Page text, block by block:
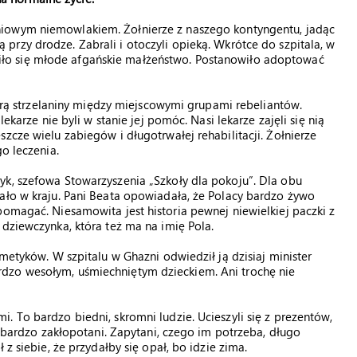
niemowlakiem. Żołnierze z naszego kontyngentu, jadąc
przy drodze. Zabrali i otoczyli opieką. Wkrótce do szpitala, w
się młode afgańskie małżeństwo. Postanowiło adoptować
strzelaniny między miejscowymi grupami rebeliantów.
nie byli w stanie jej pomóc. Nasi lekarze zajęli się nią
wielu zabiegów i długotrwałej rehabilitacji. Żołnierze
leczenia.
szefowa Stowarzyszenia „Szkoły dla pokoju”. Dla obu
w kraju. Pani Beata opowiadała, że Polacy bardzo żywo
Niesamowita jest historia pewnej niewielkiej paczki z
która też ma na imię Pola.
W szpitalu w Ghazni odwiedził ją dzisiaj minister
wesołym, uśmiechniętym dzieckiem. Ani trochę nie
To bardzo biedni, skromni ludzie. Ucieszyli się z prezentów,
zakłopotani. Zapytani, czego im potrzeba, długo
siebie, że przydałby się opał, bo idzie zima.